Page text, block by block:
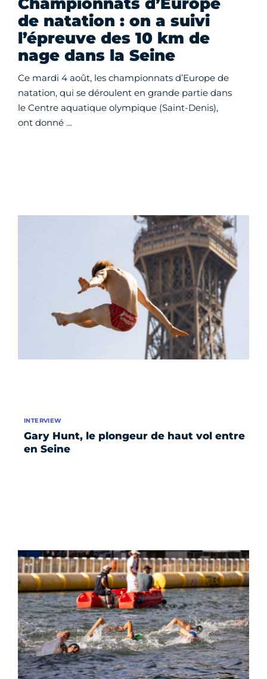
de natation : on a suivi
l’épreuve des 10 km de
nage dans la Seine
Ce mardi 4 août, les championnats d’Europe de
natation, qui se déroulent en grande partie dans
le Centre aquatique olympique (Saint-Denis),
ont donné …
Gary Hunt, le plongeur de haut vol entre
en Seine
INTERVIEW